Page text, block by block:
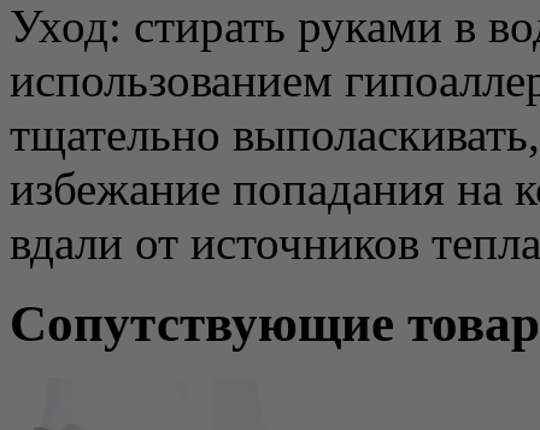
Уход: стирать руками в
использованием
тщательно
избежание попадания на
вдали от источников
Сопутствующие